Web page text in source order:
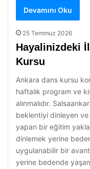
Devamını Oku
25 Temmuz 2026
Hayalinizdeki
Kursu
Ankara dans kursu
haftalık program ve
alınmalıdır.
beklentiyi dinleyen
yapan bir eğitim
dinlemek yerine
uygulanabilir bir
yerine bedende